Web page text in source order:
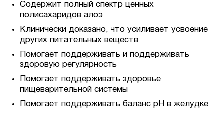
Содержит полный спектр ценных
полисахаридов алоэ
Клинически доказано, что усиливает усвоение
других питательных веществ
Помогает поддерживать и поддерживать
здоровую регулярность
Помогает поддерживать здоровье
пищеварительной системы
Помогает поддерживать баланс pH в желудке